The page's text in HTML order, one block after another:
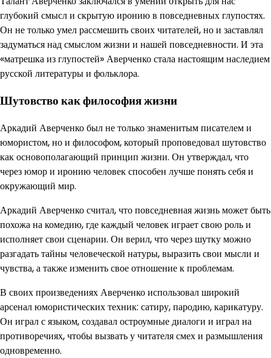
глубокий смысл и скрытую иронию в повседневных глупостях.
Он не только умел рассмешить своих читателей, но и заставлял
задуматься над смыслом жизни и нашей повседневности. И эта
«матрешка из глупостей» Аверченко стала настоящим наследием
русской литературы и фольклора.
Шутовство как философия жизни
Аркадий Аверченко был не только знаменитым писателем и
юмористом, но и философом, который проповедовал шутовство
как основополагающий принцип жизни. Он утверждал, что
через юмор и иронию человек способен лучше понять себя и
окружающий мир.
Аркадий Аверченко считал, что повседневная жизнь может быть
похожа на комедию, где каждый человек играет свою роль и
исполняет свои сценарии. Он верил, что через шутку можно
разгадать тайны человеческой натуры, выразить свои мысли и
чувства, а также изменить свое отношение к проблемам.
В своих произведениях Аверченко использовал широкий
арсенал юмористических техник: сатиру, пародию, карикатуру.
Он играл с языком, создавал остроумные диалоги и играл на
противоречиях, чтобы вызвать у читателя смех и размышления
одновременно.